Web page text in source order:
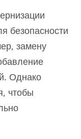
безопасности
замену
Однако
чтобы